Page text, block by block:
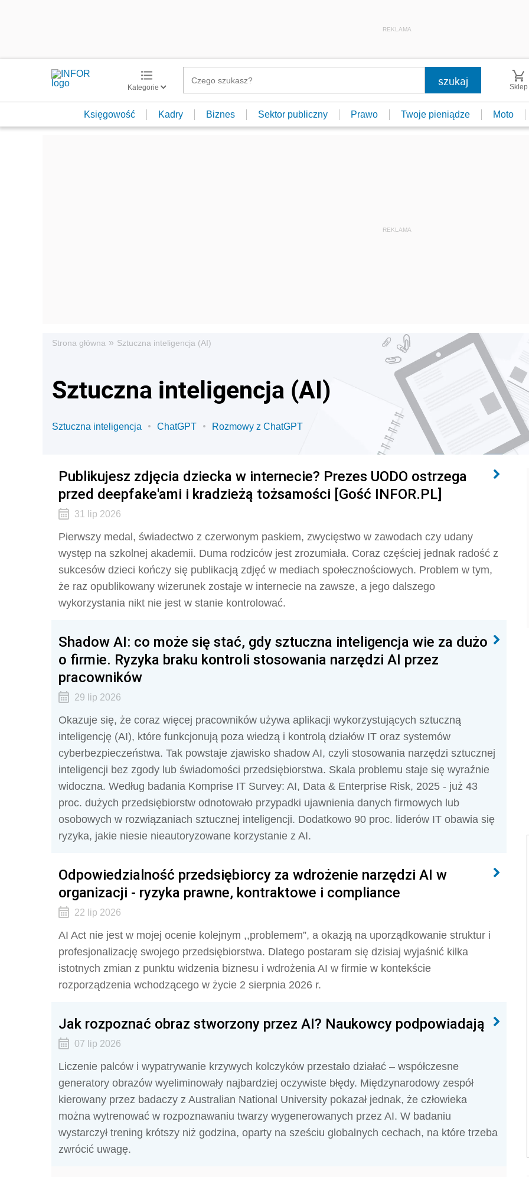
REKLAMA
Kategorie Sklep
Księgowość Kadry Biznes Sektor publiczny Prawo Twoje pieniądze Moto
Strona główna » Sztuczna inteligencja (AI)
Sztuczna inteligencja (AI)
Sztuczna inteligencja ChatGPT Rozmowy z ChatGPT
Publikujesz zdjęcia dziecka w internecie? Prezes UODO ostrzega
przed deepfake'ami i kradzieżą tożsamości [Gość INFOR.PL]
31 lip 2026
Pierwszy medal, świadectwo z czerwonym paskiem, zwycięstwo w zawodach czy udany
występ na szkolnej akademii. Duma rodziców jest zrozumiała. Coraz częściej jednak radość z
sukcesów dzieci kończy się publikacją zdjęć w mediach społecznościowych. Problem w tym,
że raz opublikowany wizerunek zostaje w internecie na zawsze, a jego dalszego
wykorzystania nikt nie jest w stanie kontrolować.
Shadow AI: co może się stać, gdy sztuczna inteligencja wie za dużo
o firmie. Ryzyka braku kontroli stosowania narzędzi AI przez
pracowników
29 lip 2026
Okazuje się, że coraz więcej pracowników używa aplikacji wykorzystujących sztuczną
inteligencję (AI), które funkcjonują poza wiedzą i kontrolą działów IT oraz systemów
cyberbezpieczeństwa. Tak powstaje zjawisko shadow AI, czyli stosowania narzędzi sztucznej
inteligencji bez zgody lub świadomości przedsiębiorstwa. Skala problemu staje się wyraźnie
widoczna. Według badania Komprise IT Survey: AI, Data & Enterprise Risk, 2025 - już 43
proc. dużych przedsiębiorstw odnotowało przypadki ujawnienia danych firmowych lub
osobowych w rozwiązaniach sztucznej inteligencji. Dodatkowo 90 proc. liderów IT obawia się
ryzyka, jakie niesie nieautoryzowane korzystanie z AI.
Odpowiedzialność przedsiębiorcy za wdrożenie narzędzi AI w
organizacji - ryzyka prawne, kontraktowe i compliance
22 lip 2026
AI Act nie jest w mojej ocenie kolejnym ,,problemem”, a okazją na uporządkowanie struktur i
profesjonalizację swojego przedsiębiorstwa. Dlatego postaram się dzisiaj wyjaśnić kilka
istotnych zmian z punktu widzenia biznesu i wdrożenia AI w firmie w kontekście
rozporządzenia wchodzącego w życie 2 sierpnia 2026 r.
Jak rozpoznać obraz stworzony przez AI? Naukowcy podpowiadają
07 lip 2026
Liczenie palców i wypatrywanie krzywych kolczyków przestało działać – współczesne
generatory obrazów wyeliminowały najbardziej oczywiste błędy. Międzynarodowy zespół
kierowany przez badaczy z Australian National University pokazał jednak, że człowieka
można wytrenować w rozpoznawaniu twarzy wygenerowanych przez AI. W badaniu
wystarczył trening krótszy niż godzina, oparty na sześciu globalnych cechach, na które trzeba
zwrócić uwagę.